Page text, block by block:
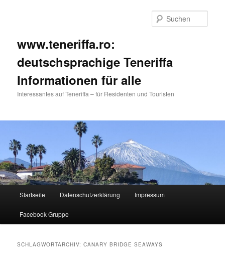
www.teneriffa.ro:
deutschsprachige Teneriffa
Informationen für alle
Interessantes auf Teneriffa – für Residenten und Touristen
Zum
primären
Zum
sekundären
Startseite Datenschutzerklärung Impressum
Facebook Gruppe
SCHLAGWORTARCHIV:CANARY BRIDGE SEAWAYS